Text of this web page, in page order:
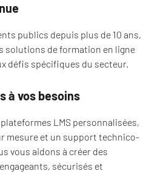
publics depuis plus de 10 ans,
solutions de formation en ligne
défis spécifiques du secteur.
à vos besoins
LMS personnalisées,
mesure et un support technico-
vous aidons à créer des
sécurisés et